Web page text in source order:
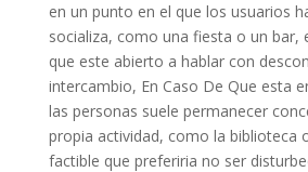
en un punto en el que los usuarios
socializa, como una fiesta o un bar,
que este abierto a hablar con
intercambio, En Caso De Que esta
las personas suele permanecer
propia actividad, como la biblioteca
factible que preferiria no ser